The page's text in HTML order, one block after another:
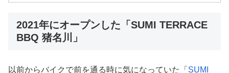
2021年にオープンした「SUMI TERRACE
BBQ 猪名川」
以前からバイクで前を通る時に気になっていた「 SUMI